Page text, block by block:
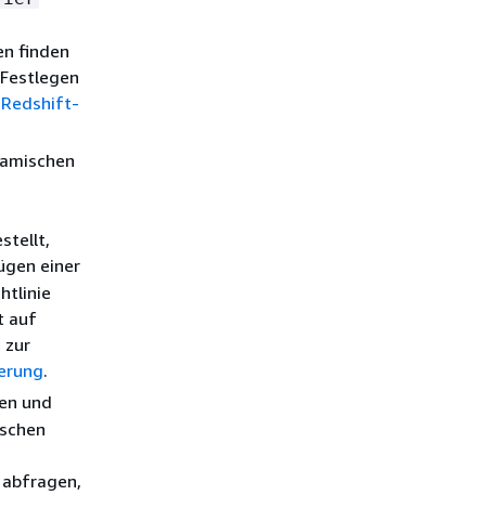
finden
einer
auf
zur
.
und